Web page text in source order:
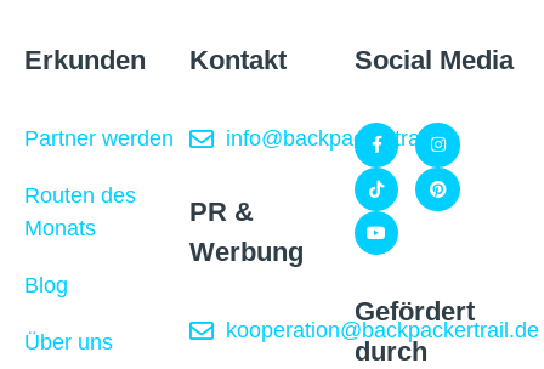
Erkunden
Partner werden
Routen des
Monats
Blog
Über uns
Kontakt
info@backpackertrail.de
PR &
Werbung
kooperation@backpackertrail.de
Social Media
Gefördert
durch